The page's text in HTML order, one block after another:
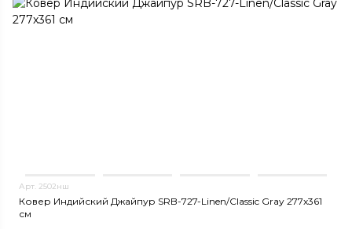
Арт. 2502нш
Ковер Индийский Джайпур SRB-727-Linen/Classic Gray 277x361
см